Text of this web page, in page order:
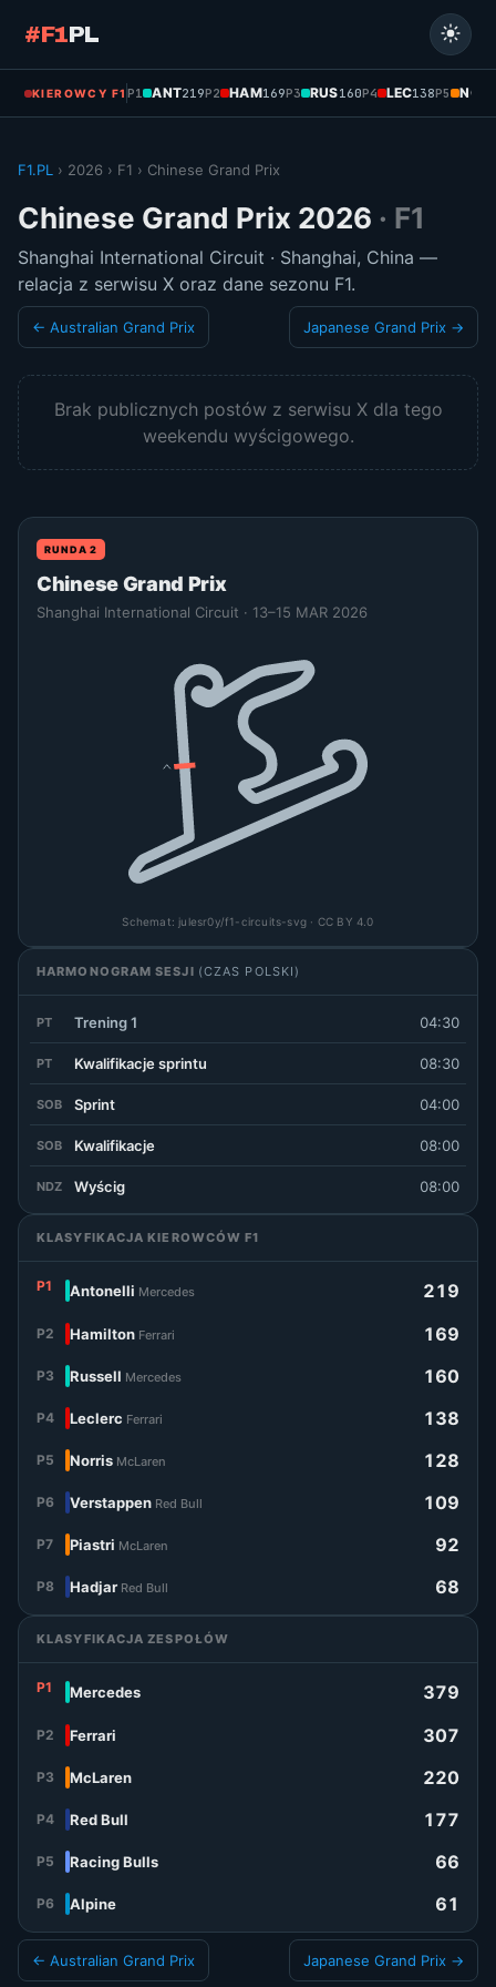
#F1PL
KIEROWCY F1 P1 ANT219P2 HAM169P3 RUS160P4 LEC138P5 NOR
F1.PL › 2026 › F1 › Chinese Grand Prix
Chinese Grand Prix 2026 · F1
Shanghai International Circuit · Shanghai, China —
relacja z serwisu X oraz dane sezonu F1.
← Australian Grand Prix Japanese Grand Prix →
Brak publicznych postów z serwisu X dla tego
weekendu wyścigowego.
RUNDA 2
Chinese Grand Prix
Shanghai International Circuit · 13–15 MAR 2026
Schemat: julesr0y/f1-circuits-svg · CC BY 4.0
HARMONOGRAM SESJI (CZAS POLSKI)
PT Trening 1 04:30
PT Kwalifikacje sprintu 08:30
SOB Sprint 04:00
SOB Kwalifikacje 08:00
NDZ Wyścig 08:00
KLASYFIKACJA KIEROWCÓW F1
P1 Antonelli Mercedes 219
P2 Hamilton Ferrari 169
P3 Russell Mercedes 160
P4 Leclerc Ferrari 138
P5 Norris McLaren 128
P6 Verstappen Red Bull 109
P7 Piastri McLaren 92
P8 Hadjar Red Bull 68
KLASYFIKACJA ZESPOŁÓW
P1 Mercedes 379
P2 Ferrari 307
P3 McLaren 220
P4 Red Bull 177
P5 Racing Bulls 66
P6 Alpine 61
← Australian Grand Prix Japanese Grand Prix →